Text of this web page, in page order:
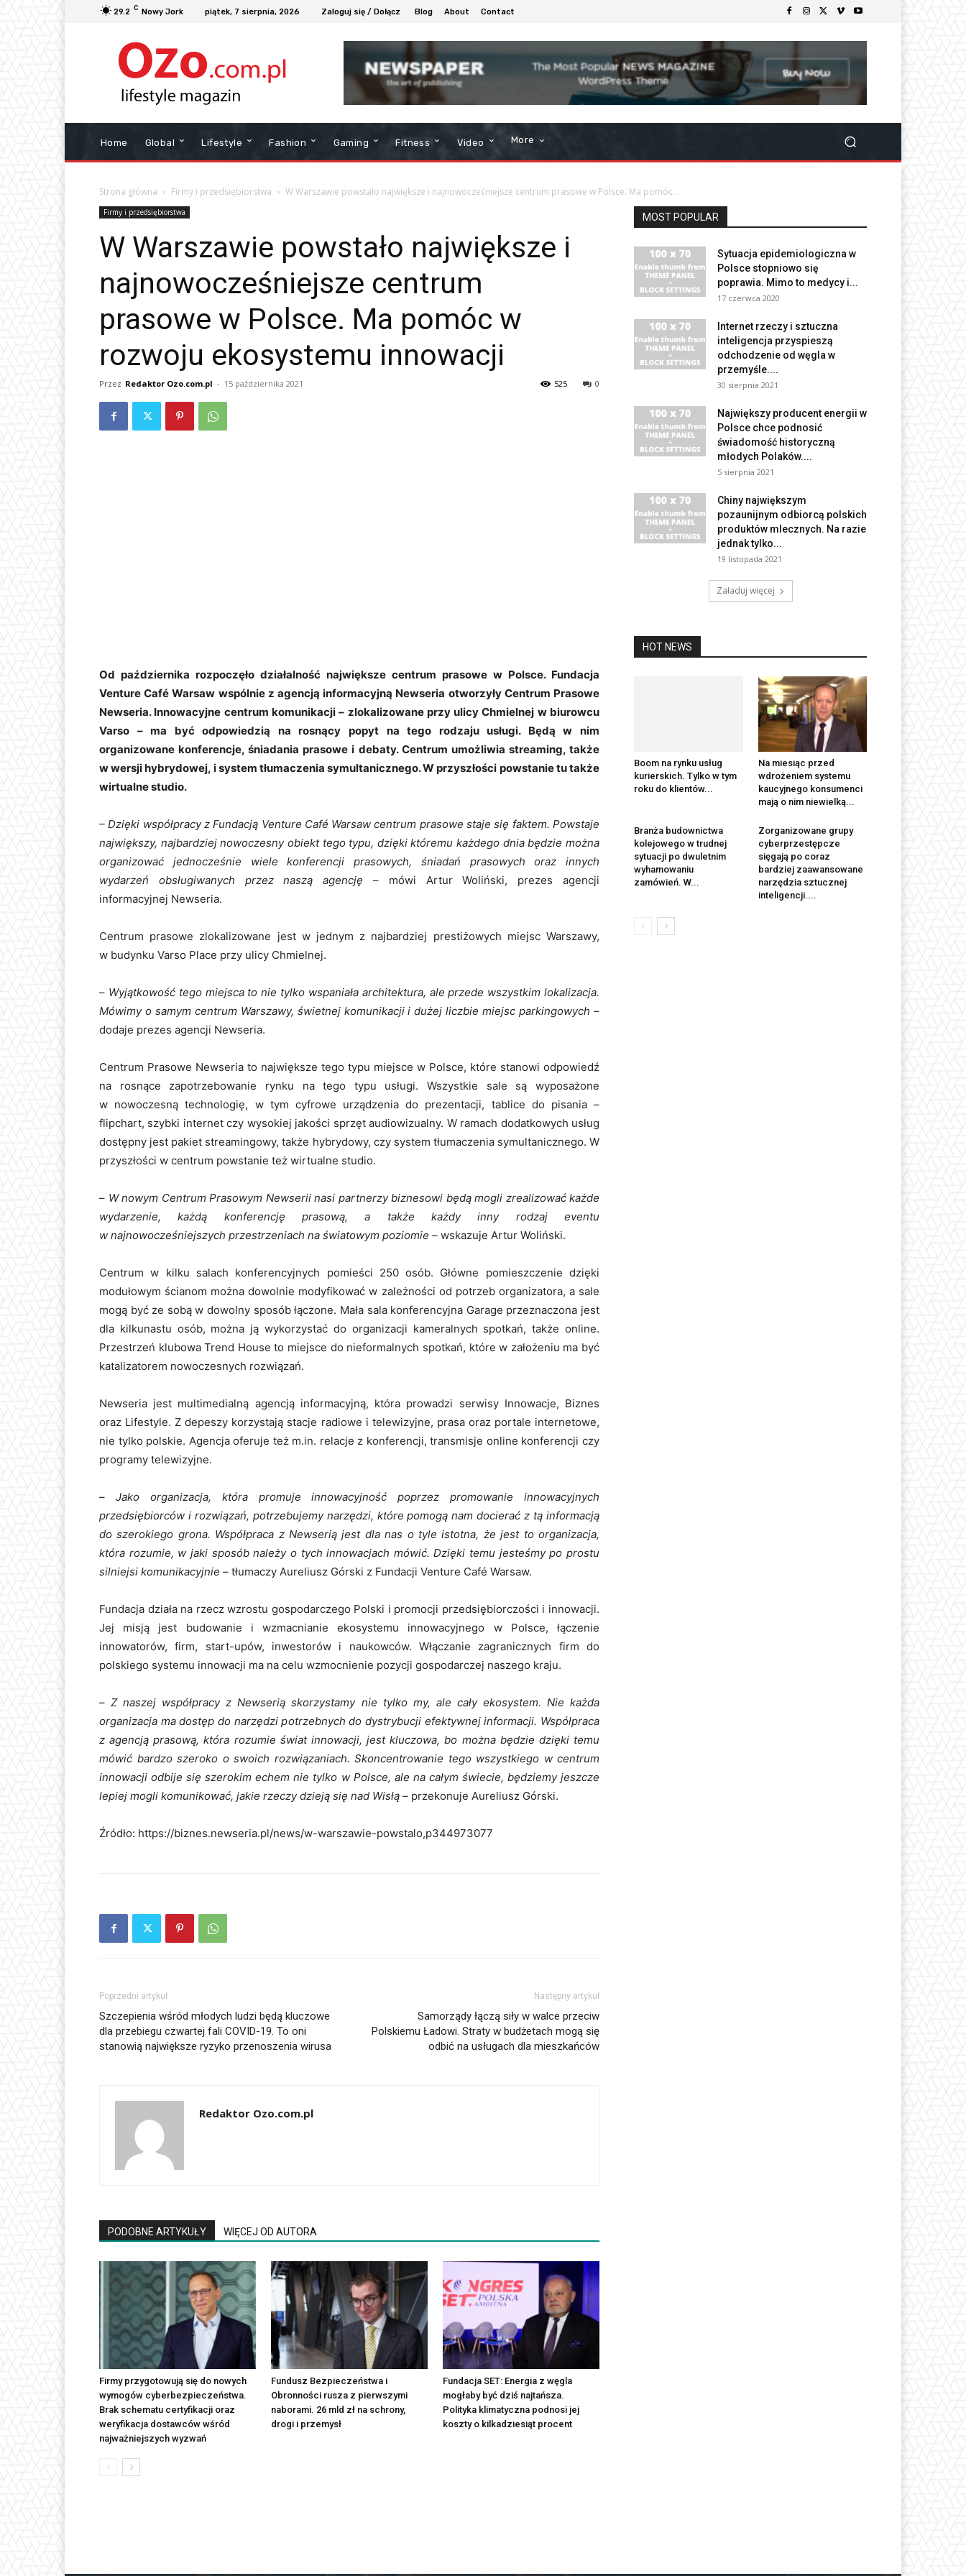
29.2 C Nowy Jork piątek, 7 sierpnia, 2026 Zaloguj się / Dołącz Blog About Contact
Home Global Lifestyle Fashion Gaming Fitness Video More
Strona główna Firmy i przedsiębiorstwa W Warszawie powstało największe i najnowocześniejsze centrum prasowe w Polsce. Ma pomóc...
Firmy i przedsiębiorstwa
W Warszawie powstało największe i
najnowocześniejsze centrum
prasowe w Polsce. Ma pomóc w
rozwoju ekosystemu innowacji
Przez Redaktor Ozo.com.pl - 15 października 2021 0
525
Od października rozpoczęło działalność największe centrum prasowe w Polsce. Fundacja
Venture Café Warsaw wspólnie z agencją informacyjną Newseria otworzyły Centrum Prasowe
Newseria. Innowacyjne centrum komunikacji – zlokalizowane przy ulicy Chmielnej w biurowcu
Varso – ma być odpowiedzią na rosnący popyt na tego rodzaju usługi. Będą w nim
organizowane konferencje, śniadania prasowe i debaty. Centrum umożliwia streaming, także
w wersji hybrydowej, i system tłumaczenia symultanicznego. W przyszłości powstanie tu także
wirtualne studio.
– Dzięki współpracy z Fundacją Venture Café Warsaw centrum prasowe staje się faktem. Powstaje
największy, najbardziej nowoczesny obiekt tego typu, dzięki któremu każdego dnia będzie można
organizować jednocześnie wiele konferencji prasowych, śniadań prasowych oraz innych
wydarzeń obsługiwanych przez naszą agencję – mówi Artur Woliński, prezes agencji
informacyjnej Newseria.
Centrum prasowe zlokalizowane jest w jednym z najbardziej prestiżowych miejsc Warszawy,
w budynku Varso Place przy ulicy Chmielnej.
– Wyjątkowość tego miejsca to nie tylko wspaniała architektura, ale przede wszystkim lokalizacja.
Mówimy o samym centrum Warszawy, świetnej komunikacji i dużej liczbie miejsc parkingowych –
dodaje prezes agencji Newseria.
Centrum Prasowe Newseria to największe tego typu miejsce w Polsce, które stanowi odpowiedź
na rosnące zapotrzebowanie rynku na tego typu usługi. Wszystkie sale są wyposażone
w nowoczesną technologię, w tym cyfrowe urządzenia do prezentacji, tablice do pisania –
flipchart, szybki internet czy wysokiej jakości sprzęt audiowizualny. W ramach dodatkowych usług
dostępny jest pakiet streamingowy, także hybrydowy, czy system tłumaczenia symultanicznego. W
przyszłości w centrum powstanie też wirtualne studio.
– W nowym Centrum Prasowym Newserii nasi partnerzy biznesowi będą mogli zrealizować każde
wydarzenie, każdą konferencję prasową, a także każdy inny rodzaj eventu
w najnowocześniejszych przestrzeniach na światowym poziomie – wskazuje Artur Woliński.
Centrum w kilku salach konferencyjnych pomieści 250 osób. Główne pomieszczenie dzięki
modułowym ścianom można dowolnie modyfikować w zależności od potrzeb organizatora, a sale
mogą być ze sobą w dowolny sposób łączone. Mała sala konferencyjna Garage przeznaczona jest
dla kilkunastu osób, można ją wykorzystać do organizacji kameralnych spotkań, także online.
Przestrzeń klubowa Trend House to miejsce do nieformalnych spotkań, które w założeniu ma być
katalizatorem nowoczesnych rozwiązań.
Newseria jest multimedialną agencją informacyjną, która prowadzi serwisy Innowacje, Biznes
oraz Lifestyle. Z depeszy korzystają stacje radiowe i telewizyjne, prasa oraz portale internetowe,
nie tylko polskie. Agencja oferuje też m.in. relacje z konferencji, transmisje online konferencji czy
programy telewizyjne.
– Jako organizacja, która promuje innowacyjność poprzez promowanie innowacyjnych
przedsiębiorców i rozwiązań, potrzebujemy narzędzi, które pomogą nam docierać z tą informacją
do szerokiego grona. Współpraca z Newserią jest dla nas o tyle istotna, że jest to organizacja,
która rozumie, w jaki sposób należy o tych innowacjach mówić. Dzięki temu jesteśmy po prostu
silniejsi komunikacyjnie – tłumaczy Aureliusz Górski z Fundacji Venture Café Warsaw.
Fundacja działa na rzecz wzrostu gospodarczego Polski i promocji przedsiębiorczości i innowacji.
Jej misją jest budowanie i wzmacnianie ekosystemu innowacyjnego w Polsce, łączenie
innowatorów, firm, start-upów, inwestorów i naukowców. Włączanie zagranicznych firm do
polskiego systemu innowacji ma na celu wzmocnienie pozycji gospodarczej naszego kraju.
– Z naszej współpracy z Newserią skorzystamy nie tylko my, ale cały ekosystem. Nie każda
organizacja ma dostęp do narzędzi potrzebnych do dystrybucji efektywnej informacji. Współpraca
z agencją prasową, która rozumie świat innowacji, jest kluczowa, bo można będzie dzięki temu
mówić bardzo szeroko o swoich rozwiązaniach. Skoncentrowanie tego wszystkiego w centrum
innowacji odbije się szerokim echem nie tylko w Polsce, ale na całym świecie, będziemy jeszcze
lepiej mogli komunikować, jakie rzeczy dzieją się nad Wisłą – przekonuje Aureliusz Górski.
Źródło: https://biznes.newseria.pl/news/w-warszawie-powstalo,p344973077
Poprzedni artykuł
Szczepienia wśród młodych ludzi będą kluczowe
dla przebiegu czwartej fali COVID-19. To oni
stanowią największe ryzyko przenoszenia wirusa
Następny artykuł
Samorządy łączą siły w walce przeciw
Polskiemu Ładowi. Straty w budżetach mogą się
odbić na usługach dla mieszkańców
Redaktor Ozo.com.pl
PODOBNE ARTYKUŁY WIĘCEJ OD AUTORA
Firmy przygotowują się do nowych
wymogów cyberbezpieczeństwa.
Brak schematu certyfikacji oraz
weryfikacja dostawców wśród
najważniejszych wyzwań
Fundusz Bezpieczeństwa i
Obronności rusza z pierwszymi
naborami. 26 mld zł na schrony,
drogi i przemysł
Fundacja SET: Energia z węgla
mogłaby być dziś najtańsza.
Polityka klimatyczna podnosi jej
koszty o kilkadziesiąt procent
MOST POPULAR
Sytuacja epidemiologiczna w
Polsce stopniowo się
poprawia. Mimo to medycy i...
17 czerwca 2020
Internet rzeczy i sztuczna
inteligencja przyspieszą
odchodzenie od węgla w
przemyśle....
30 sierpnia 2021
Największy producent energii w
Polsce chce podnosić
świadomość historyczną
młodych Polaków....
5 sierpnia 2021
Chiny największym
pozaunijnym odbiorcą polskich
produktów mlecznych. Na razie
jednak tylko...
19 listopada 2021
Załaduj więcej
HOT NEWS
Boom na rynku usług
kurierskich. Tylko w tym
roku do klientów...
Na miesiąc przed
wdrożeniem systemu
kaucyjnego konsumenci
mają o nim niewielką...
Branża budownictwa
kolejowego w trudnej
sytuacji po dwuletnim
wyhamowaniu
zamówień. W...
Zorganizowane grupy
cyberprzestępcze
sięgają po coraz
bardziej zaawansowane
narzędzia sztucznej
inteligencji....